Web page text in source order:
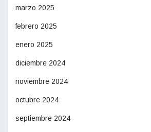
marzo 2025
febrero 2025
enero 2025
diciembre 2024
noviembre 2024
octubre 2024
septiembre 2024